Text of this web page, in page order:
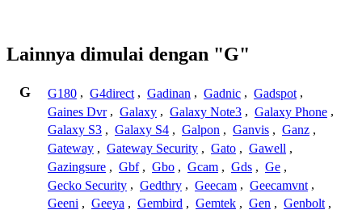
Lainnya dimulai dengan "G"
G G180 , G4direct , Gadinan , Gadnic , Gadspot ,
Gaines Dvr , Galaxy , Galaxy Note3 , Galaxy Phone ,
Galaxy S3 , Galaxy S4 , Galpon , Ganvis , Ganz ,
Gateway , Gateway Security , Gato , Gawell ,
Gazingsure , Gbf , Gbo , Gcam , Gds , Ge ,
Gecko Security , Gedthry , Geecam , Geecamvnt ,
Geeni , Geeya , Gembird , Gemtek , Gen , Genbolt ,